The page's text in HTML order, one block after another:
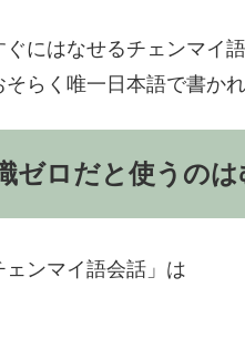
ぐにはなせるチェンマイ
らく唯一日本語で書か
ゼロだと使うの
ェンマイ語会話」は